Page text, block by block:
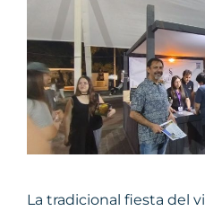
La tradicional fiesta del